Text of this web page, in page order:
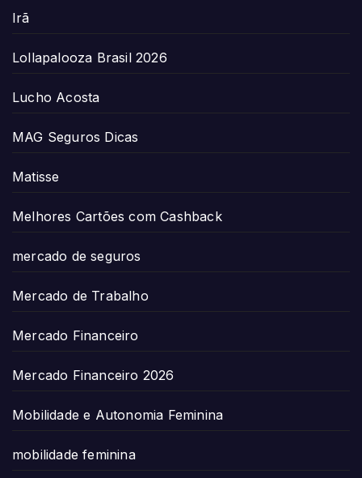
Irã
Lollapalooza Brasil 2026
Lucho Acosta
MAG Seguros Dicas
Matisse
Melhores Cartões com Cashback
mercado de seguros
Mercado de Trabalho
Mercado Financeiro
Mercado Financeiro 2026
Mobilidade e Autonomia Feminina
mobilidade feminina